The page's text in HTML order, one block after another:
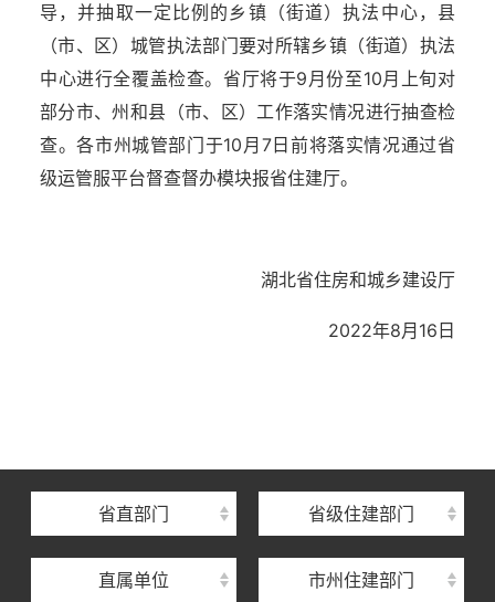
导，并抽取一定比例的乡镇（街道）执法中心，县
（市、区）城管执法部门要对所辖乡镇（街道）执法
中心进行全覆盖检查。省厅将于9月份至10月上旬对
部分市、州和县（市、区）工作落实情况进行抽查检
查。各市州城管部门于10月7日前将落实情况通过省
级运管服平台督查督办模块报省住建厅。
湖北省住房和城乡建设厅
2022年8月16日
省直部门 省级住建部门
直属单位
湖北省住房保障中心
湖北省建设工程质量安全监督总站
湖北省建设工程标准定额管理总站 市州住建部门